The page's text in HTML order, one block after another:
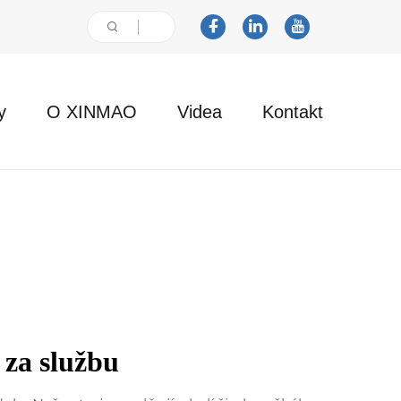
O XINMAO Videa Kontakt
službu